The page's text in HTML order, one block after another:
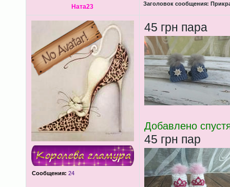
Ната23 Заголовок сообщения:
Сообщения: 24
45 грн пара
Добавлено
45 грн пар